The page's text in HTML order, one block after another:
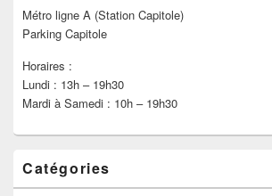
Métro ligne A (Station Capitole)
Parking Capitole
Horaires :
Lundi : 13h – 19h30
Mardi à Samedi : 10h – 19h30
Catégories